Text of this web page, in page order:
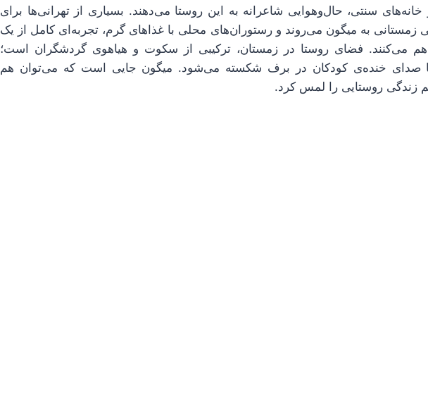
سنتی، حال‌وهوایی شاعرانه به این روستا می‌دهند. بسیاری از تهرانی‌ها برای
زمستانی به میگون می‌روند و رستوران‌های محلی با غذاهای گرم، تجربه‌ای کامل از یک
می‌کنند. فضای روستا در زمستان، ترکیبی از سکوت و هیاهوی گردشگران است؛
صدای خنده‌ی کودکان در برف شکسته می‌شود. میگون جایی است که می‌توان هم
زندگی روستایی را لمس کرد.